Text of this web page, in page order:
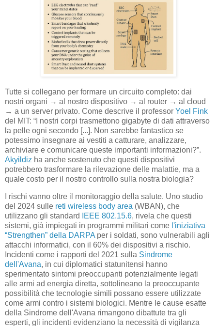
Tutte si collegano per formare un circuito completo: dai
nostri organi → al nostro dispositivo → al router → al cloud
→ a un server privato. Come descrive il professor Yoel Fink
del MIT: “I nostri corpi trasmettono gigabyte di dati attraverso
la pelle ogni secondo [...]. Non sarebbe fantastico se
potessimo insegnare ai vestiti a catturare, analizzare,
archiviare e comunicare queste importanti informazioni?”.
Akyildiz ha anche sostenuto che questi dispositivi
potrebbero trasformare la rilevazione delle malattie, ma a
quale costo per il nostro controllo sulla nostra biologia?
I rischi vanno oltre il monitoraggio della salute. Uno studio
del 2024 sulle reti wireless body area (WBAN), che
utilizzano gli standard
IEEE 802.15.6, rivela che questi
sistemi, già impiegati in programmi militari come l'iniziativa
“Strengthen” della DARPA per i soldati, sono vulnerabili agli
attacchi informatici, con il 60% dei dispositivi a rischio.
Incidenti come i rapporti del 2021 sulla Sindrome
dell'Avana, in cui diplomatici statunitensi hanno
sperimentato sintomi preoccupanti potenzialmente legati
alle armi ad energia diretta, sottolineano la preoccupante
possibilità che tecnologie simili possano essere utilizzate
come armi contro i sistemi biologici. Mentre le cause esatte
della Sindrome dell'Avana rimangono dibattute tra gli
esperti, gli incidenti evidenziano la necessità di vigilanza